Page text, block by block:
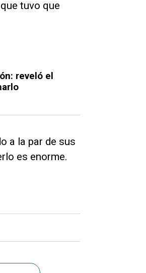
tuvo que
reveló el
a la par de sus
es enorme.